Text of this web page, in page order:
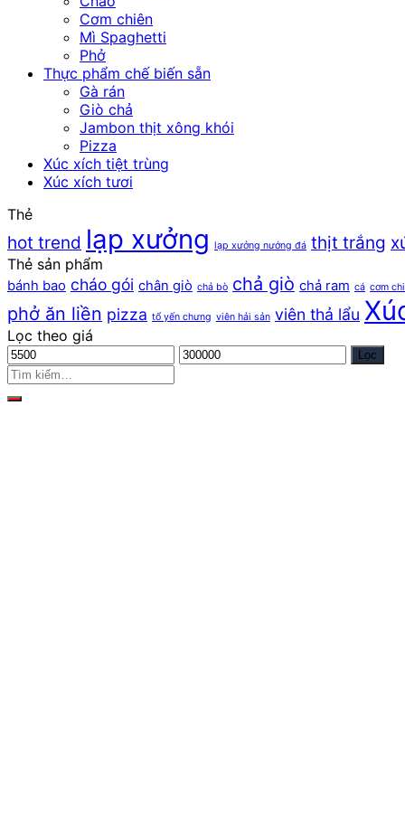
Cơm chiên
Mì Spaghetti
Phở
Thực phẩm chế biến sẵn
Gà rán
Giò chả
Jambon thịt xông khói
Pizza
Xúc xích tiệt trùng
Xúc xích tươi
Thẻ
hot trend lạp xưởng lạp xưởng nướng đá thịt trắng
Thẻ sản phẩm
bánh bao cháo gói chân giò chả bò chả giò chả ram cá cơm
phở ăn liền pizza tổ yến chưng viên hải sản viên thả lẩu
Lọc theo giá
Giá
thấp
nhất
Giá
Lọc